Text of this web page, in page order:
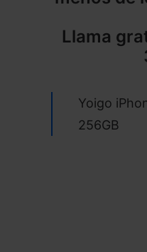
Llama
Yoigo
256GB